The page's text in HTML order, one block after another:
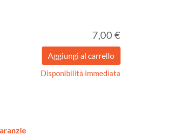
7,00 €
Disponibilità immediata